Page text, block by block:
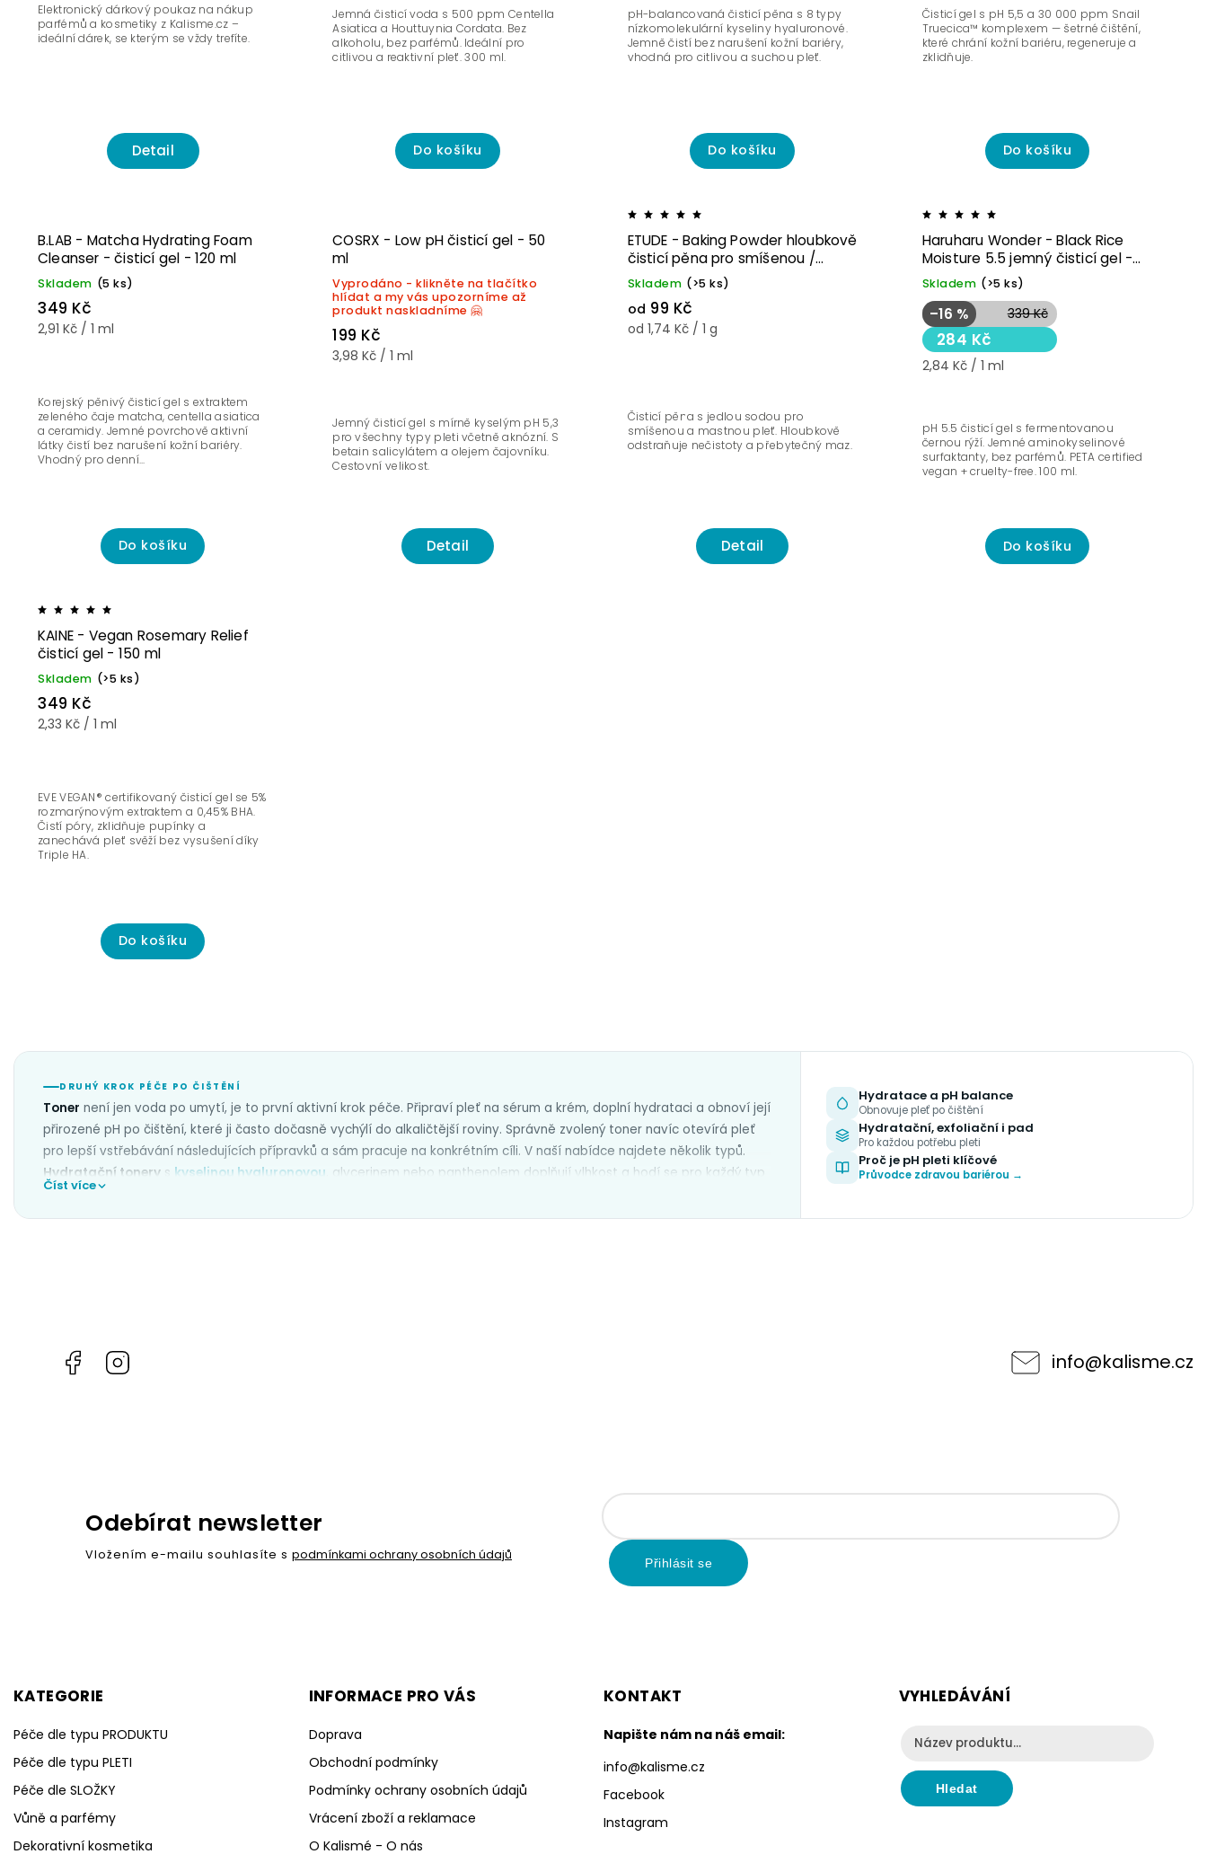
Detail
Elektronický dárkový poukaz na nákup
parfémů a kosmetiky z Kalisme.cz –
ideální dárek, se kterým se vždy trefíte.
Do košíku
Jemná čisticí voda s 500 ppm Centella
Asiatica a Houttuynia Cordata. Bez
alkoholu, bez parfémů. Ideální pro
citlivou a reaktivní pleť. 300 ml.
Do košíku
pH-balancovaná čisticí pěna s 8 typy
nízkomolekulární kyseliny hyaluronové.
Jemně čistí bez narušení kožní bariéry,
vhodná pro citlivou a suchou pleť.
Do košíku
Čisticí gel s pH 5,5 a 30 000 ppm Snail
Truecica™ komplexem — šetrné čištění,
které chrání kožní bariéru, regeneruje a
zklidňuje.
B.LAB - Matcha Hydrating Foam
Cleanser - čisticí gel - 120 ml
Skladem (5 ks)
349 Kč
2,91 Kč / 1 ml
Do košíku
Korejský pěnivý čisticí gel s extraktem
zeleného čaje matcha, centella asiatica
a ceramidy. Jemné povrchově aktivní
látky čistí bez narušení kožní bariéry.
Vhodný pro denní...
COSRX - Low pH čisticí gel - 50
ml
Vyprodáno - klikněte na tlačítko
hlídat a my vás upozorníme až
produkt naskladníme 🤗
199 Kč
3,98 Kč / 1 ml
Detail
Jemný čisticí gel s mírně kyselým pH 5,3
pro všechny typy pleti včetně aknózní. S
betain salicylátem a olejem čajovníku.
Cestovní velikost.
ETUDE - Baking Powder hloubkově
čisticí pěna pro smíšenou /
mastnou pleť
Skladem (>5 ks)
od 99 Kč
od 1,74 Kč / 1 g
Detail
Čisticí pěna s jedlou sodou pro
smíšenou a mastnou pleť. Hloubkově
odstraňuje nečistoty a přebytečný maz.
Haruharu Wonder - Black Rice
Moisture 5.5 jemný čisticí gel -
100ml
Skladem (>5 ks)
339 Kč
–16 %
284 Kč
2,84 Kč / 1 ml
Do košíku
pH 5.5 čisticí gel s fermentovanou
černou rýží. Jemné aminokyselinové
surfaktanty, bez parfémů. PETA certified
vegan + cruelty-free. 100 ml.
KAINE - Vegan Rosemary Relief
čisticí gel - 150 ml
Skladem (>5 ks)
349 Kč
2,33 Kč / 1 ml
Do košíku
EVE VEGAN® certifikovaný čisticí gel se 5%
rozmarýnovým extraktem a 0,45% BHA.
Čistí póry, zklidňuje pupínky a
zanechává pleť svěží bez vysušení díky
Triple HA.
DRUHÝ KROK PÉČE PO ČIŠTĚNÍ
Toner není jen voda po umytí, je to první aktivní krok péče. Připraví pleť na sérum a krém, doplní hydrataci a obnoví její
přirozené pH po čištění, které ji často dočasně vychýlí do alkaličtější roviny. Správně zvolený toner navíc otevírá pleť
pro lepší vstřebávání následujících přípravků a sám pracuje na konkrétním cíli. V naší nabídce najdete několik typů.
Hydratační tonery s kyselinou hyaluronovou , glycerinem nebo panthenolem doplňují vlhkost a hodí se pro každý typ
pleti.Exfoliační tonery
pomáhají proti drobným nedokonalostem.Zklidňující tonerys centellou, heartleaf extraktem nebo madecassosidem
Číst více
Hydratace a pH balance
Obnovuje pleť po čištění
Hydratační, exfoliační i pad
Pro každou potřebu pleti
Proč je pH pleti klíčové
Průvodce zdravou bariérou →
Facebook info@kalisme.cz
KATEGORIE
Péče dle typu PRODUKTU
Péče dle typu PLETI
Péče dle SLOŽKY
Vůně a parfémy
Dekorativní kosmetika
INFORMACE PRO VÁS
Doprava
Obchodní podmínky
Podmínky ochrany osobních údajů
Vrácení zboží a reklamace
O Kalismé - O nás
KONTAKT
Napište nám na náš email:
info@kalisme.cz
Facebook
Instagram
VYHLEDÁVÁNÍ
Hledat
Odebírat newsletter
Vložením e-mailu souhlasíte s podmínkami ochrany osobních údajů
Přihlásit se